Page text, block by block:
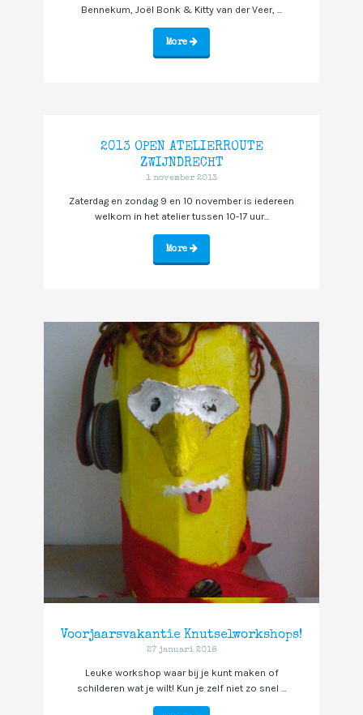
Bennekum, Joël Bonk & Kitty van der Veer, ...
More
2013 OPEN ATELIERROUTE
ZWIJNDRECHT
1 november 2013
Zaterdag en zondag 9 en 10 november is iedereen
welkom in het atelier tussen 10-17 uur...
More
Voorjaarsvakantie Knutselworkshops!
27 januari 2018
Leuke workshop waar bij je kunt maken of
schilderen wat je wilt! Kun je zelf niet zo snel ...